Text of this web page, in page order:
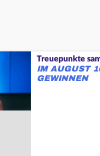
Treuepunkte
IM AUGUST
GEWINNEN